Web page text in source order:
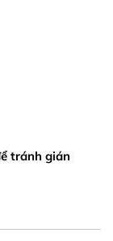
tránh gián